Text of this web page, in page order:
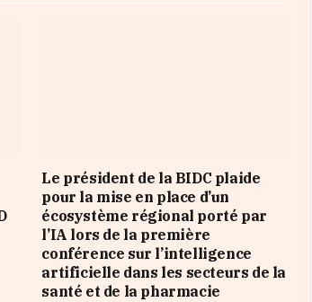
Le président de la BIDC plaide
pour la mise en place d’un
écosystème régional porté par
l’IA lors de la première
conférence sur l’intelligence
artificielle dans les secteurs de la
santé et de la pharmacie